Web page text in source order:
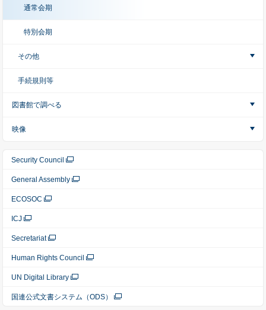
通常会期
特別会期
その他
手続規則等
図書館で調べる
映像
Security Council
General Assembly
ECOSOC
ICJ
Secretariat
Human Rights Council
UN Digital Library
国連公式文書システム（ODS）